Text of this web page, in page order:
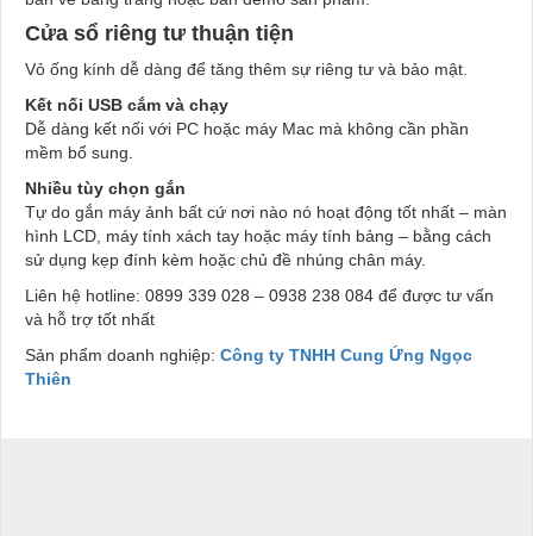
Cửa sổ riêng tư thuận tiện
Vỏ ống kính dễ dàng để tăng thêm sự riêng tư và bảo mật.
Kết nối USB cắm và chạy
Dễ dàng kết nối với PC hoặc máy Mac mà không cần phần
mềm bổ sung.
Nhiều tùy chọn gắn
Tự do gắn máy ảnh bất cứ nơi nào nó hoạt động tốt nhất – màn
hình LCD, máy tính xách tay hoặc máy tính bảng – bằng cách
sử dụng kẹp đính kèm hoặc chủ đề nhúng chân máy.
Liên hệ hotline: 0899 339 028 – 0938 238 084 để được tư vấn
và hỗ trợ tốt nhất
Sản phẩm doanh nghiệp: Công ty TNHH Cung Ứng Ngọc
Thiên